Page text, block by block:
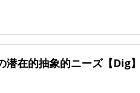
在的抽象的ニーズ【Dig】